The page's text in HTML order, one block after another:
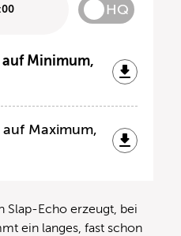
HQ
auf Minimum,
Maximum,
Slap-Echo erzeugt, bei
ein langes, fast schon